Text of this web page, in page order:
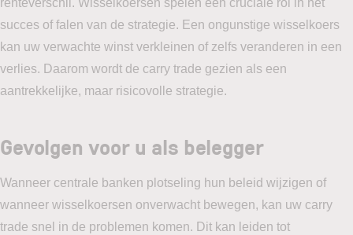
renteverschil. Wisselkoersen spelen een cruciale rol in het
succes of falen van de strategie. Een ongunstige wisselkoers
kan uw verwachte winst verkleinen of zelfs veranderen in een
verlies. Daarom wordt de carry trade gezien als een
aantrekkelijke, maar risicovolle strategie.
Gevolgen voor u als belegger
Wanneer centrale banken plotseling hun beleid wijzigen of
wanneer wisselkoersen onverwacht bewegen, kan uw carry
trade snel in de problemen komen. Dit kan leiden tot